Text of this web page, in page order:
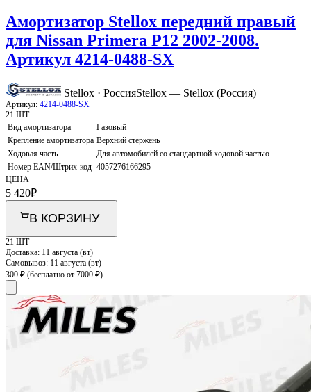
Амортизатор Stellox передний правый
для Nissan Primera P12 2002-2008.
Артикул 4214-0488-SX
Stellox · РоссияStellox — Stellox (Россия)
Артикул: 4214-0488-SX
21 ШТ
Вид амортизатора
Газовый
Крепление амортизатора Верхний стержень
Ходовая часть
Для автомобилей со стандартной ходовой частью
Номер EAN/Штрих-код 4057276166295
ЦЕНА
5 420₽
В КОРЗИНУ
21 ШТ
Доставка: 11 августа (вт)
Самовывоз: 11 августа (вт)
300 ₽ (бесплатно от 7000 ₽)